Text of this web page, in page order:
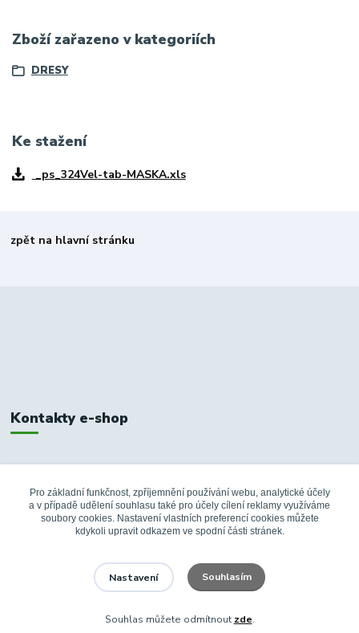
Zboží zařazeno v kategoriích
DRESY
Ke stažení
_ps_324Vel-tab-MASKA.xls
zpět na hlavní stránku
Kontakty e-shop
+420 326 748 155
info@fanshopbkboleslav.cz
Pro základní funkčnost, zpříjemnění používání webu, analytické účely
a v případě udělení souhlasu také pro účely cílení reklamy využíváme
soubory cookies. Nastavení vlastních preferencí cookies můžete
kdykoli upravit odkazem ve spodní části stránek.
Nastavení Souhlasím
Souhlas můžete odmítnout zde.